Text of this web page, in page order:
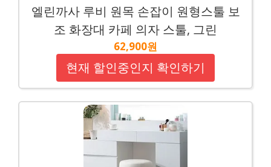
엘린까사 루비 원목 손잡이 원형스툴 보
조 화장대 카페 의자 스툴, 그린
62,900원
현재 할인중인지 확인하기